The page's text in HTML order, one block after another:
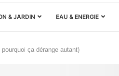
& JARDIN EAU & ENERGIE
ça dérange autant)